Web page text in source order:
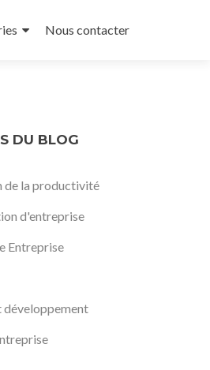
Nous contacter
DU BLOG
de la productivité
d'entreprise
Entreprise
développement